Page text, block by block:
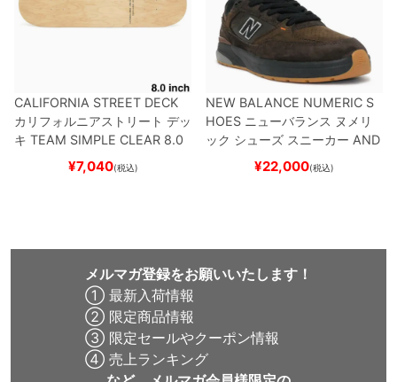
CALIFORNIA STREET DECK
カリフォルニアストリート デッ
キ TEAM SIMPLE CLEAR 8.0
ブランク（DSM）
ード スケボー
¥7,040(税込)
NEW BALANCE NUMERIC S
HOES ニューバランス ヌメリ
ック シューズ スニーカー AND
REW REYNOLDS 933
BROWN/BLACKスケート
¥22,000(税込)
メルマガ登録をお願いいたします！
① 最新入荷情報
② 限定商品情報
③ 限定セールやクーポン情報
④ 売上ランキング